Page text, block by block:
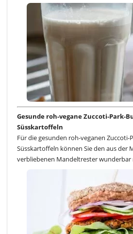
Gesunde roh-vegane Zuccoti-Park-
Süsskartoffeln
Für die gesunden roh-veganen Zuccoti-
Süsskartoffeln können Sie den aus der
verbliebenen Mandeltrester wunderbar